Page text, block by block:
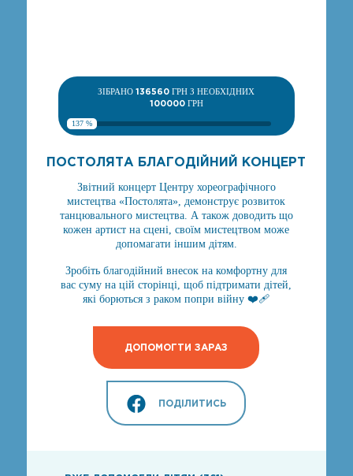
ЗІБРАНО136560 ГРН З НЕОБХІДНИХ
100000ГРН
137 %
ПОСТОЛЯТА БЛАГОДІЙНИЙ КОНЦЕРТ
Звітний концерт Центру хореографічного
мистецтва «Постолята», демонструє розвиток
танцювального мистецтва. А також доводить що
кожен артист на сцені, своїм мистецтвом може
допомагати іншим дітям.
Зробіть благодійний внесок на комфортну для
вас суму на цій сторінці, щоб підтримати дітей,
які борються з раком попри війну ❤️‍🩹
ДОПОМОГТИ ЗАРАЗ
ПОДІЛИТИСЬ